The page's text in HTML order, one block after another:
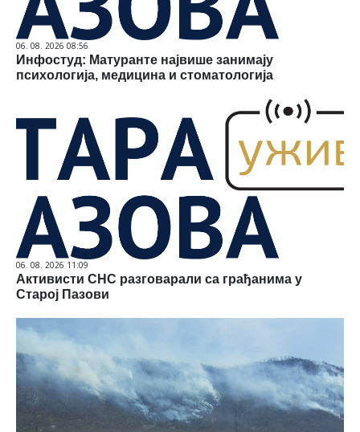
06. 08. 2026 08:56
Инфостуд: Матуранте највише занимају
психологија, медицина и стоматологија
06. 08. 2026 11:09
Активисти СНС разговарали са грађанима у
Старој Пазови